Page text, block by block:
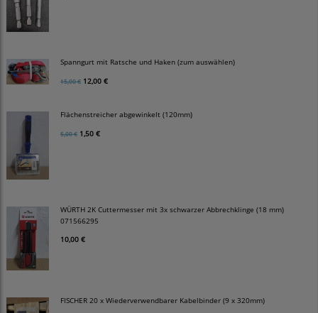
Spanngurt mit Ratsche und Haken (zum auswählen)
15,00 € 12,00 €
Flächenstreicher abgewinkelt (120mm)
5,00 € 1,50 €
WÜRTH 2K Cuttermesser mit 3x schwarzer Abbrechklinge (18 mm)
071566295
10,00 €
FISCHER 20 x Wiederverwendbarer Kabelbinder (9 x 320mm)